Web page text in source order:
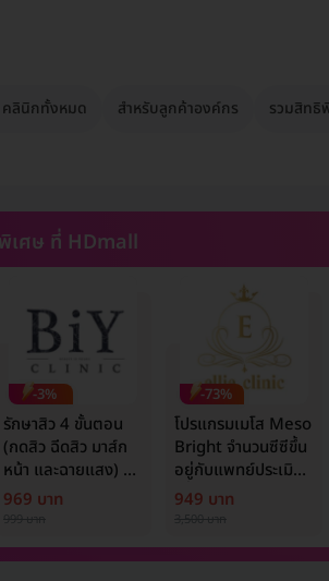
ลินิกทั้งหมด สำหรับลูกค้าองค์กร รวมสิทธิ
พิเศษ ที่ HDmall
-3%
รักษาสิว 4 ขั้นตอน
(กดสิว ฉีดสิว มาส์ก
หน้า และฉายแสง) 1
ครั้ง
969 บาท
-73%
โปรแกรมเมโส Meso
Bright จำนวนซีซีขึ้น
อยู่กับแพทย์ประเมิน
เพื่อปรับผิวกระจ่างใส
949 บาท